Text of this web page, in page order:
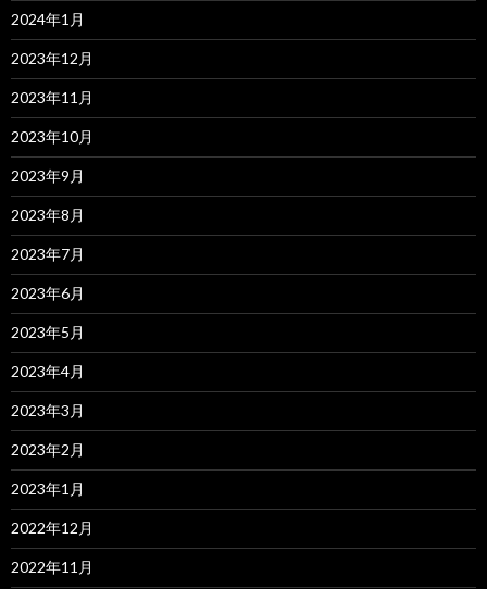
2024年1月
2023年12月
2023年11月
2023年10月
2023年9月
2023年8月
2023年7月
2023年6月
2023年5月
2023年4月
2023年3月
2023年2月
2023年1月
2022年12月
2022年11月